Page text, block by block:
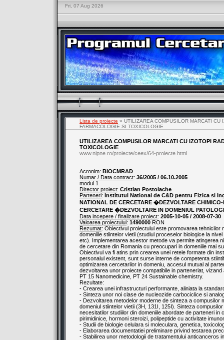
Fri, 07 Aug 2026
Lista de proiecte » UTILIZAREA COMPUSILOR MARCATI
FARMACOLOGIE SI TOXICOLOGIE
UTILIZAREA COMPUSILOR MARCATI CU IZOTOPI
TOXICOLOGIE
www.nipne.ro/proiecte/ceex/64-proiecte.html
Acronim: BIOCMRAD
Numar / Data contract: 36/2005 / 06.10.2005
modul 1
Director proiect: Cristian Postolache
Parteneri: Institutul National de C&D pentru Fizica si
NATIONAL DE CERCETARE �DEZVOLTARE
CERCETARE �DEZVOLTARE IN DOMENIUL
Data incepere / finalizare proiect: 2005-10-05 / 2008-07-30
Valoarea proiectului: 1490000 RON
Rezumat: Obiectivul proiectului este promovarea
domeniile stiintelor vietii (studiul proceselor biologice la
etc). Implementarea acestor metode va permite atingerea
de cercetare din Romania cu preocupari in domeniile mai
Obiectivul va fi atins prin crearea unei retele formate din
personalul existent, sunt surse interne de competenta
optimizarea cercetarilor in domeniu, accesul mutual al
dezvoltarea unor proiecte compatibile in parteneriat,
PT 15 Nanomedicine, PT 24 Sustainable chemistry.
Rezultate:
- Crearea unei infrastructuri performante, aliniata la
- Sinteza unor noi clase de nucleozide carbociclice si
- Dezvoltarea metodelor moderne de sinteza a compusilor
domeniul stiintelor vietii (3H, 131I, 125I). Sinteza
necesitatilor studiilor din domeniile abordate de parteneri
pirimidinice, hormoni steroizi, polipeptide cu activitate
- Studii de biologie celulara si moleculara, genetica,
- Elaborarea documentatiei preliminare privind testarea
- Stabilirea unor metodologii de tratamentului anticanceros